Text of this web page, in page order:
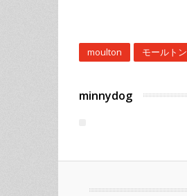
moulton モールトン
minnydog